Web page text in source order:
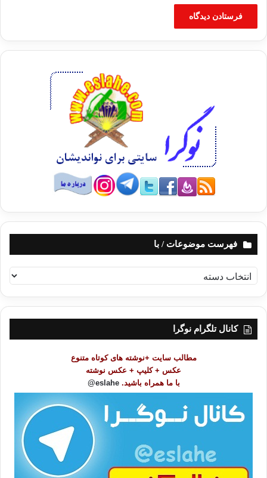
فهرست موضوعات / با
ه
ر
کانال تلگرام نوگرا
مطالب سایت +نوشته های کوتاه متنوع
عکس + کلیپ + عکس نوشته
با ما همراه باشید. eslahe@